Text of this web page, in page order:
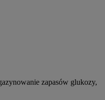
zapasów glukozy,